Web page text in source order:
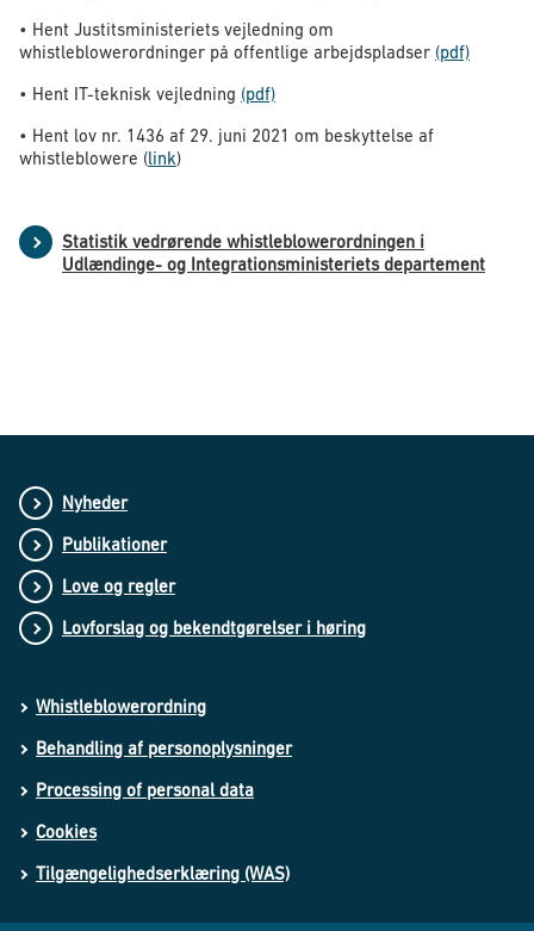
• Hent Justitsministeriets vejledning om
whistleblowerordninger på offentlige arbejdspladser (pdf)
• Hent IT-teknisk vejledning (pdf)
• Hent lov nr. 1436 af 29. juni 2021 om beskyttelse af
whistleblowere (link)
Statistik vedrørende whistleblowerordningen i
Udlændinge- og Integrationsministeriets departement
Nyheder
Publikationer
Love og regler
Lovforslag og bekendtgørelser i høring
Whistleblowerordning
Behandling af personoplysninger
Processing of personal data
Cookies
Tilgængelighedserklæring (WAS)